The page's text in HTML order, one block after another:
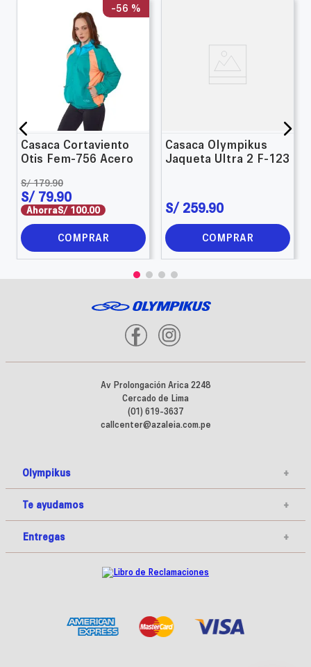
-56 %
Casaca Cortaviento
Otis Fem-756 Acero
S/ 179.90
S/ 79.90
AhorraS/ 100.00
COMPRAR
Casaca Olympikus
Jaqueta Ultra 2 F-123
S/ 259.90
COMPRAR
Av Prolongación Arica 2248
Cercado de Lima
(01) 619-3637
callcenter@azaleia.com.pe
Olympikus +
Te ayudamos +
Entregas +